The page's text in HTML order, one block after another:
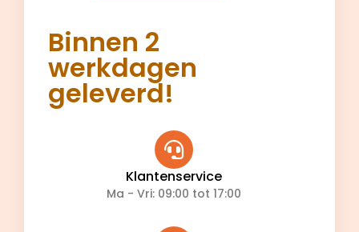
Binnen 2
werkdagen
geleverd!
Klantenservice
Ma - Vri: 09:00 tot 17:00